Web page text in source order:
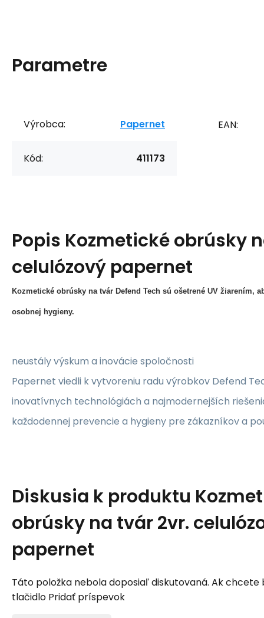
Parametre
Výrobca: Papernet
Kód: 411173
EAN:
Popis Kozmetické obrúsky
celulózový papernet
Kozmetické obrúsky na tvár Defend Tech sú ošetrené UV žiarením,
osobnej hygieny.
neustály výskum a inovácie spoločnosti
Papernet viedli k vytvoreniu radu výrobkov Defend
inovatívnych technológiách a najmodernejších
každodennej prevencie a hygieny pre zákazníkov a
Diskusia k produktu
obrúsky na tvár 2vr.
papernet
Táto položka nebola doposiaľ diskutovaná. Ak chcete
tlačidlo Pridať príspevok